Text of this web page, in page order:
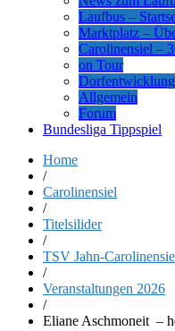
Laufbus –
Marktplatz –
Carolinensiel –
on Tour
Dorfentwicklung
Allgemein
Forum
Bundesliga Tippspiel
Home
/
Carolinensiel
/
Titelsilider
/
TSV Jahn-
/
Veranstaltungen 2026
/
Eliane Aschmoneit –